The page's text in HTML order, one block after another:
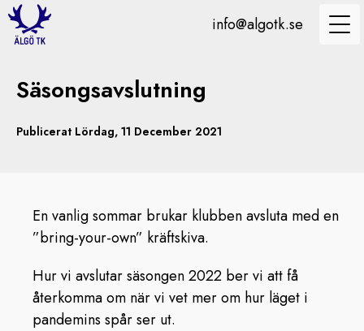
info@algotk.se
Säsongsavslutning
Publicerat Lördag, 11 December 2021
En vanlig sommar brukar klubben avsluta med en
”bring-your-own” kräftskiva.
Hur vi avslutar säsongen 2022 ber vi att få
återkomma om när vi vet mer om hur läget i
pandemins spår ser ut.